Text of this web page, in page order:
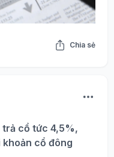
Chia sẻ
trả cổ tức 4,5%,
khoản cổ đông